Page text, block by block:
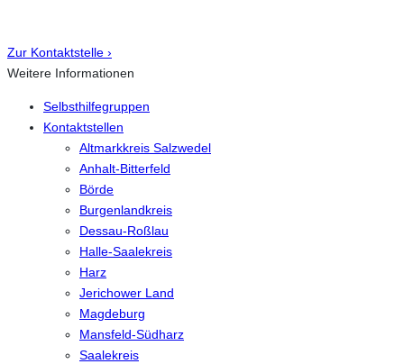
Zur Kontaktstelle ›
Weitere Informationen
Selbsthilfegruppen
Kontaktstellen
Altmarkkreis Salzwedel
Anhalt-Bitterfeld
Börde
Burgenlandkreis
Dessau-Roßlau
Halle-Saalekreis
Harz
Jerichower Land
Magdeburg
Mansfeld-Südharz
Saalekreis